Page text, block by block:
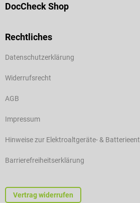
DocCheck Shop
Rechtliches
Datenschutzerklärung
Widerrufsrecht
AGB
Impressum
Hinweise zur Elektroaltgeräte- &
Barrierefreiheitserklärung
Vertrag widerrufen